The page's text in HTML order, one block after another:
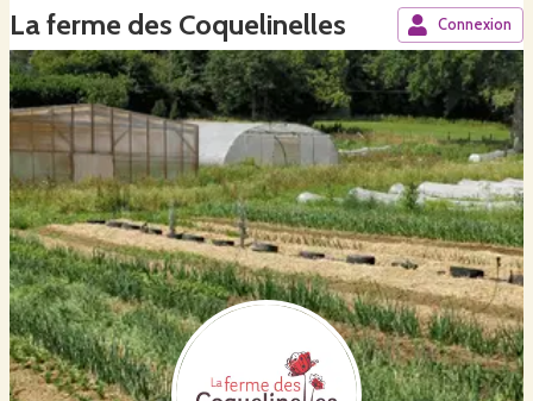
La ferme des Coquelinelles Connexion